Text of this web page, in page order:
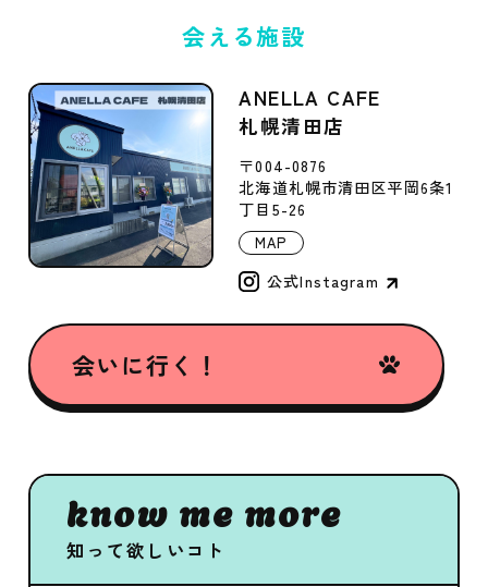
会える施設
ANELLA CAFE
札幌清田店
〒004-0876
北海道札幌市清田区平岡6条1
丁目5-26
MAP
公式Instagram
会いに行く！
know me more
知って欲しいコト